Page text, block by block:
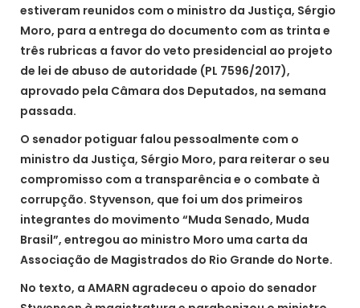
estiveram reunidos com o ministro da Justiça, Sérgio
Moro, para a entrega do documento com as trinta e
três rubricas a favor do veto presidencial ao projeto
de lei de abuso de autoridade (PL 7596/2017),
aprovado pela Câmara dos Deputados, na semana
passada.
O senador potiguar falou pessoalmente com o
ministro da Justiça, Sérgio Moro, para reiterar o seu
compromisso com a transparência e o combate à
corrupção. Styvenson, que foi um dos primeiros
integrantes do movimento “Muda Senado, Muda
Brasil”, entregou ao ministro Moro uma carta da
Associação de Magistrados do Rio Grande do Norte.
No texto, a AMARN agradeceu o apoio do senador